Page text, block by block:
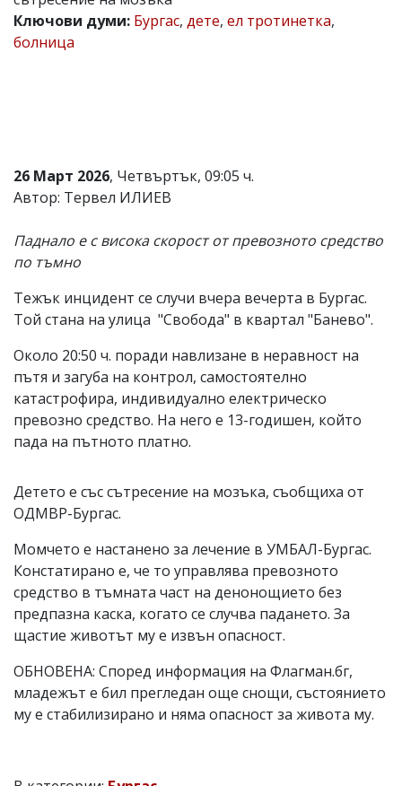
Коментарите
под
статиите
носи
отговорност
Ако
откриете
за
коментар,
сигнализирайте
ни!
Ключови думи: Бургас, дете, ел тротинетка,
болница
26 Март 2026, Четвъртък, 09:05 ч.
Автор: Тервел ИЛИЕВ
Паднало е с висока скорост от превозното средство
по тъмно
Тежък инцидент се случи вчера вечерта в Бургас.
Той стана на улица "Свобода" в квартал "Банево".
Около 20:50 ч. поради навлизане в неравност на
пътя и загуба на контрол, самостоятелно
катастрофира, индивидуално електрическо
превозно средство. На него е 13-годишен, който
пада на пътното платно.
Детето е със сътресение на мозъка, съобщиха от
ОДМВР-Бургас.
Момчето е настанено за лечение в УМБАЛ-Бургас.
Констатирано е, че то управлява превозното
средство в тъмната част на денонощието без
предпазна каска, когато се случва падането. За
щастие животът му е извън опасност.
ОБНОВЕНА: Според информация на Флагман.бг,
младежът е бил прегледан още снощи, състоянието
му е стабилизирано и няма опасност за живота му.